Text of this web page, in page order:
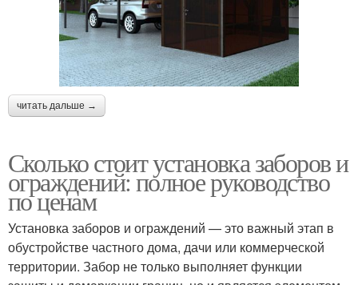
читать дальше →
Сколько стоит установка заборов и
ограждений: полное руководство
по ценам
Установка заборов и ограждений — это важный этап в
обустройстве частного дома, дачи или коммерческой
территории. Забор не только выполняет функции